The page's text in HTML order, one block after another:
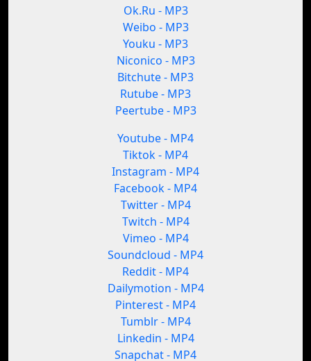
Ok.Ru - MP3
Weibo - MP3
Youku - MP3
Niconico - MP3
Bitchute - MP3
Rutube - MP3
Peertube - MP3
Youtube - MP4
Tiktok - MP4
Instagram - MP4
Facebook - MP4
Twitter - MP4
Twitch - MP4
Vimeo - MP4
Soundcloud - MP4
Reddit - MP4
Dailymotion - MP4
Pinterest - MP4
Tumblr - MP4
Linkedin - MP4
Snapchat - MP4